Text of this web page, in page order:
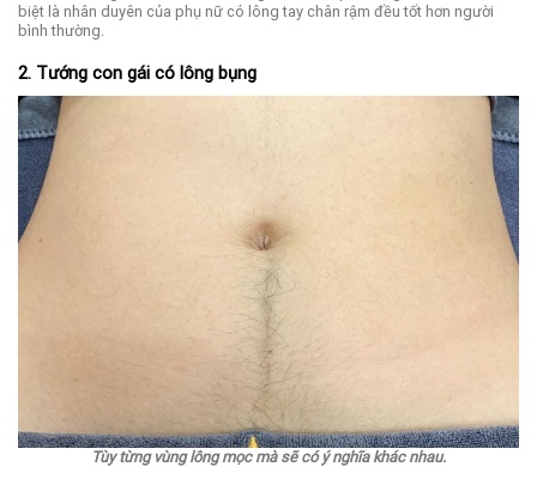
biệt là nhân duyên của phụ nữ có lông tay chân rậm đều tốt hơn người
bình thường.
2. Tướng con gái có lông bụng
Tùy từng vùng lông mọc mà sẽ có ý nghĩa khác nhau.